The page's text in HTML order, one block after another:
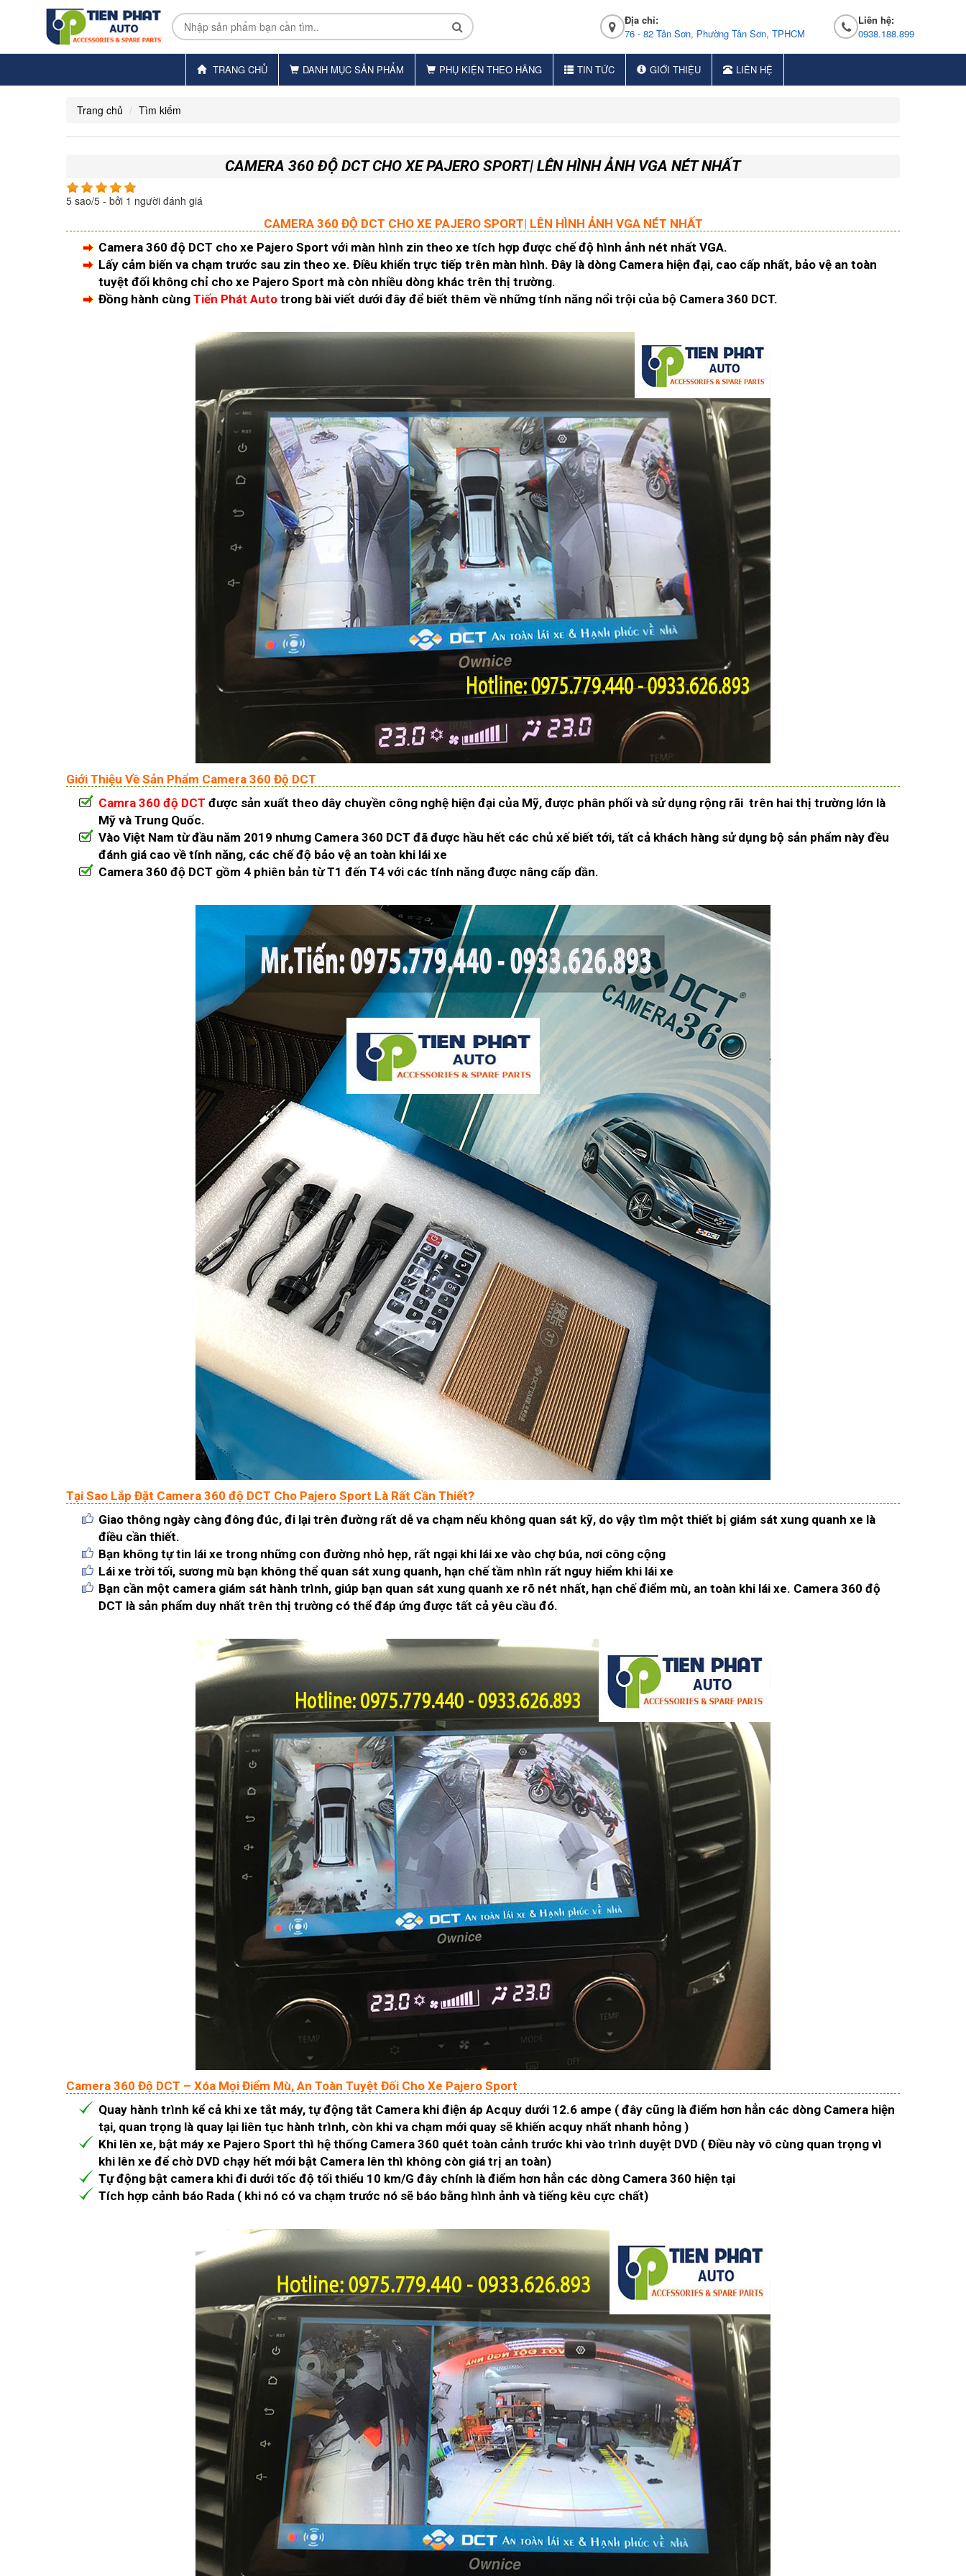
Địa chỉ:
76 - 82 Tân Sơn, Phường Tân Sơn, TPHCM
Liên hệ:
0938.188.899
TRANG CHỦ DANH MỤC SẢN PHẨM PHỤ KIỆN THEO HÃNG TIN TỨC GIỚI THIỆU LIÊN HỆ
Trang chủ Tìm kiếm
CAMERA 360 ĐỘ DCT CHO XE PAJERO SPORT| LÊN HÌNH ẢNH VGA NÉT NHẤT
5 sao/5 - bởi 1 người đánh giá
CAMERA 360 ĐỘ DCT CHO XE PAJERO SPORT| LÊN HÌNH ẢNH VGA NÉT NHẤT
Camera 360 độ DCT cho xe Pajero Sport với màn hình zin theo xe tích hợp được chế độ hình ảnh nét nhất VGA.
Lấy cảm biến va chạm trước sau zin theo xe. Điều khiển trực tiếp trên màn hình. Đây là dòng Camera hiện đại, cao cấp nhất, bảo vệ an toàn
tuyệt đối không chỉ cho xe Pajero Sport mà còn nhiều dòng khác trên thị trường.
Đồng hành cùng Tiến Phát Auto trong bài viết dưới đây để biết thêm về những tính năng nổi trội của bộ Camera 360 DCT.
Giới Thiệu Về Sản Phẩm Camera 360 Độ DCT
Camra 360 độ DCT được sản xuất theo dây chuyền công nghệ hiện đại của Mỹ, được phân phối và sử dụng rộng rãi trên hai thị trường lớn là
Mỹ và Trung Quốc.
Vào Việt Nam từ đầu năm 2019 nhưng Camera 360 DCT đã được hầu hết các chủ xế biết tới, tất cả khách hàng sử dụng bộ sản phẩm này đều
đánh giá cao về tính năng, các chế độ bảo vệ an toàn khi lái xe
Camera 360 độ DCT gồm 4 phiên bản từ T1 đến T4 với các tính năng được nâng cấp dần.
Tại Sao Lắp Đặt Camera 360 độ DCT Cho Pajero Sport Là Rất Cần Thiết?
Giao thông ngày càng đông đúc, đi lại trên đường rất dễ va chạm nếu không quan sát kỹ, do vậy tìm một thiết bị giám sát xung quanh xe là
điều cần thiết.
Bạn không tự tin lái xe trong những con đường nhỏ hẹp, rất ngại khi lái xe vào chợ búa, nơi công cộng
Lái xe trời tối, sương mù bạn không thể quan sát xung quanh, hạn chế tầm nhìn rất nguy hiểm khi lái xe
Bạn cần một camera giám sát hành trình, giúp bạn quan sát xung quanh xe rõ nét nhất, hạn chế điểm mù, an toàn khi lái xe. Camera 360 độ
DCT là sản phẩm duy nhất trên thị trường có thể đáp ứng được tất cả yêu cầu đó.
Camera 360 Độ DCT – Xóa Mọi Điểm Mù, An Toàn Tuyệt Đối Cho Xe Pajero Sport
Quay hành trình kể cả khi xe tắt máy, tự động tắt Camera khi điện áp Acquy dưới 12.6 ampe ( đây cũng là điểm hơn hẳn các dòng Camera hiện
tại, quan trọng là quay lại liên tục hành trình, còn khi va chạm mới quay sẽ khiến acquy nhất nhanh hỏng )
Khi lên xe, bật máy xe Pajero Sport thì hệ thống Camera 360 quét toàn cảnh trước khi vào trình duyệt DVD ( Điều này vô cùng quan trọng vì
khi lên xe để chờ DVD chạy hết mới bật Camera lên thì không còn giá trị an toàn)
Tự động bật camera khi đi dưới tốc độ tối thiểu 10 km/G đây chính là điểm hơn hẳn các dòng Camera 360 hiện tại
Tích hợp cảnh báo Rada ( khi nó có va chạm trước nó sẽ báo bằng hình ảnh và tiếng kêu cực chất)